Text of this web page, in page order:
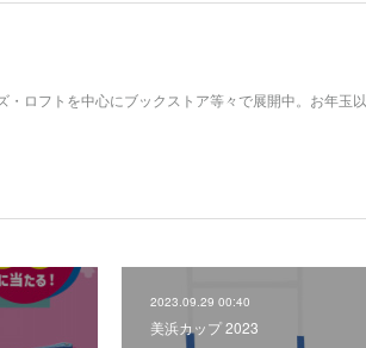
ロフトを中心にブックストア等々で展開中。お年玉以
2023.09.29 00:40
美浜カップ 2023